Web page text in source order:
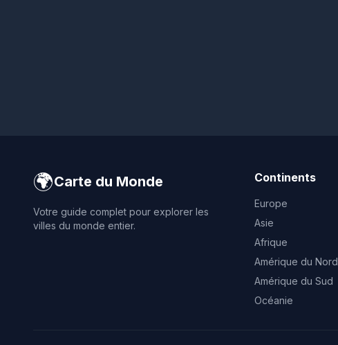
🌍Carte du Monde
Votre guide complet pour explorer les
villes du monde entier.
Continents
Europe
Asie
Afrique
Amérique du Nord
Amérique du Sud
Océanie